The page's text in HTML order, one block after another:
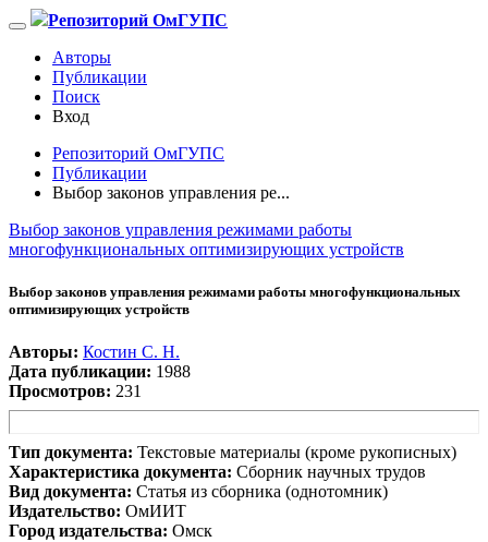
Репозиторий ОмГУПС
Авторы
Публикации
Поиск
Вход
Репозиторий ОмГУПС
Публикации
Выбор законов управления ре...
Выбор законов управления режимами работы
многофункциональных оптимизирующих устройств
Выбор законов управления режимами работы многофункциональных
оптимизирующих устройств
Авторы: Костин С. Н.
Дата публикации: 1988
Просмотров: 231
Тип документа: Текстовые материалы (кроме рукописных)
Характеристика документа: Сборник научных трудов
Вид документа: Статья из сборника (однотомник)
Издательство: ОмИИТ
Город издательства: Омск